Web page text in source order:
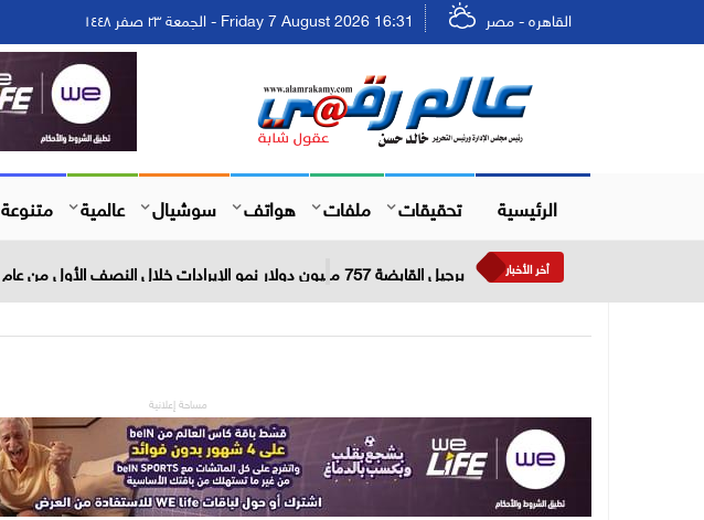
القاهره - مصر Friday 7 August 2026 16:31 - الجمعة ٢٣ صفر ١٤٤٨
الرئيسية تحقيقات ملفات هواتف سوشيال عالمية متنوعة
أخر الأخبار برجيل القابضة 757 مليون دولار نمو الإيرادات خلال النصف الأول من عام 2026
مساحة إعلانية